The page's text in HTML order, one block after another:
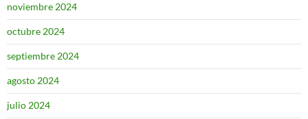
noviembre 2024
octubre 2024
septiembre 2024
agosto 2024
julio 2024